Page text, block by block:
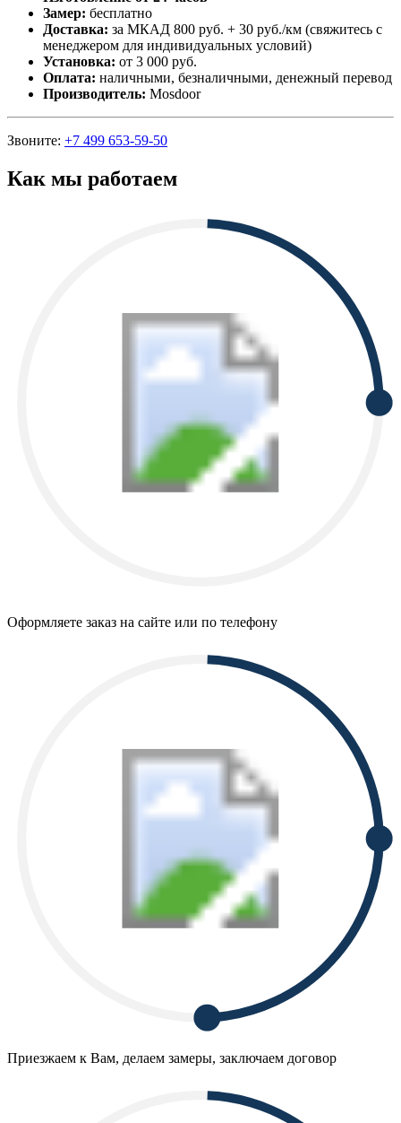
Замер: бесплатно
Доставка: за МКАД 800 руб. + 30 руб./км (свяжитесь с
менеджером для индивидуальных условий)
Установка: от 3 000 руб.
Оплата: наличными, безналичными, денежный перевод
Производитель: Mosdoor
Звоните: +7 499 653-59-50
Как мы работаем
Оформляете заказ на сайте или по телефону
Приезжаем к Вам, делаем замеры, заключаем договор